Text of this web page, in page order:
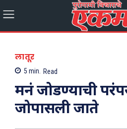
लातूर
5 min. Read
मनं जोडण्याची
जोपासली जाते